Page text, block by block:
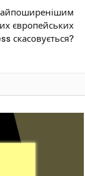
європейських
скасовується?